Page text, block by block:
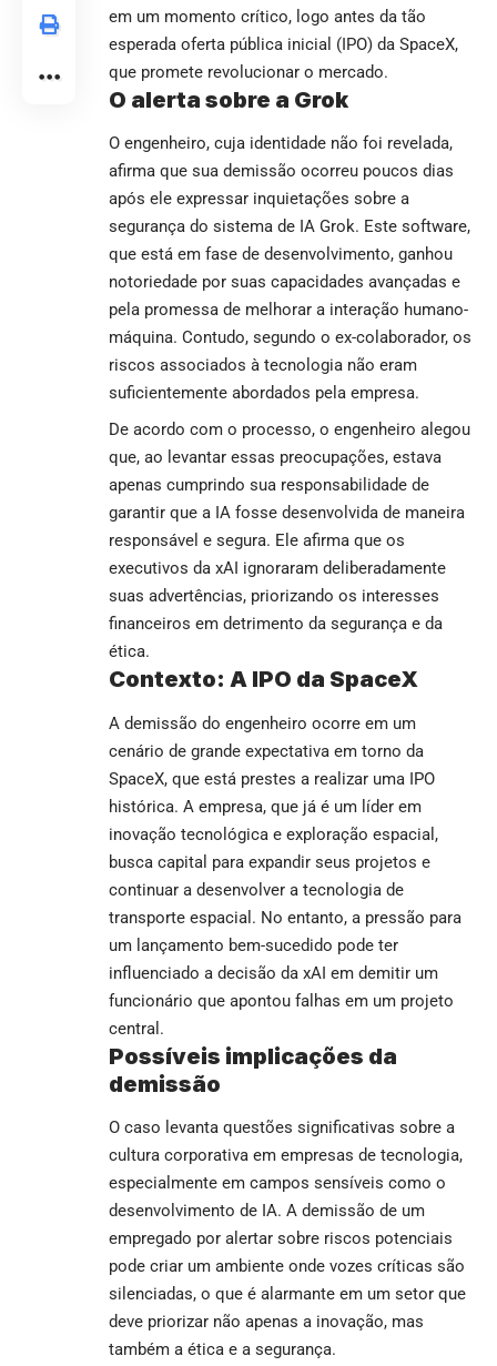
em um momento crítico, logo antes da tão
esperada oferta pública inicial (IPO) da SpaceX,
que promete revolucionar o mercado.
O alerta sobre a Grok
O engenheiro, cuja identidade não foi revelada,
afirma que sua demissão ocorreu poucos dias
após ele expressar inquietações sobre a
segurança do sistema de IA Grok. Este software,
que está em fase de desenvolvimento, ganhou
notoriedade por suas capacidades avançadas e
pela promessa de melhorar a interação humano-
máquina. Contudo, segundo o ex-colaborador, os
riscos associados à tecnologia não eram
suficientemente abordados pela empresa.
De acordo com o processo, o engenheiro alegou
que, ao levantar essas preocupações, estava
apenas cumprindo sua responsabilidade de
garantir que a IA fosse desenvolvida de maneira
responsável e segura. Ele afirma que os
executivos da xAI ignoraram deliberadamente
suas advertências, priorizando os interesses
financeiros em detrimento da segurança e da
ética.
Contexto: A IPO da SpaceX
A demissão do engenheiro ocorre em um
cenário de grande expectativa em torno da
SpaceX, que está prestes a realizar uma IPO
histórica. A empresa, que já é um líder em
inovação tecnológica e exploração espacial,
busca capital para expandir seus projetos e
continuar a desenvolver a tecnologia de
transporte espacial. No entanto, a pressão para
um lançamento bem-sucedido pode ter
influenciado a decisão da xAI em demitir um
funcionário que apontou falhas em um projeto
central.
Possíveis implicações da
demissão
O caso levanta questões significativas sobre a
cultura corporativa em empresas de tecnologia,
especialmente em campos sensíveis como o
desenvolvimento de IA. A demissão de um
empregado por alertar sobre riscos potenciais
pode criar um ambiente onde vozes críticas são
silenciadas, o que é alarmante em um setor que
deve priorizar não apenas a inovação, mas
também a ética e a segurança.